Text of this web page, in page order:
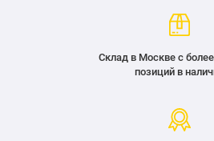
Склад в Москве с
позиций в